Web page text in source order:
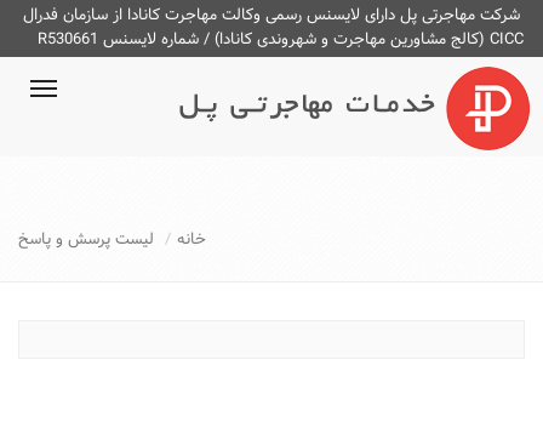
شرکت مهاجرتی پل دارای لایسنس رسمی وکالت مهاجرت کانادا از سازمان فدرال
CICC (کالج مشاورین مهاجرت و شهروندی کانادا) / شماره لایسنس R530661
خانه لیست پرسش و پاسخ